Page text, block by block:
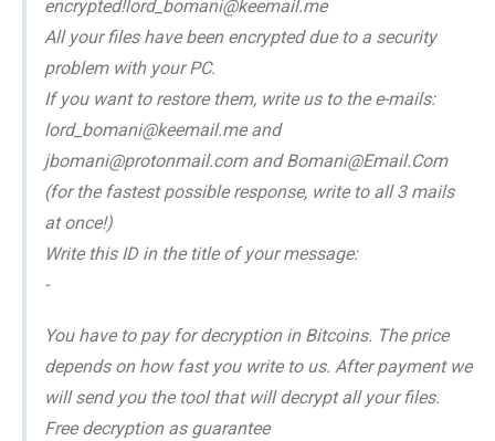
encrypted!lord_bomani@keemail.me
All your files have been encrypted due to a security
problem with your PC.
If you want to restore them, write us to the e-mails:
lord_bomani@keemail.me and
jbomani@protonmail.com and Bomani@Email.Com
(for the fastest possible response, write to all 3 mails
at once!)
Write this ID in the title of your message:
-
You have to pay for decryption in Bitcoins. The price
depends on how fast you write to us. After payment we
will send you the tool that will decrypt all your files.
Free decryption as guarantee